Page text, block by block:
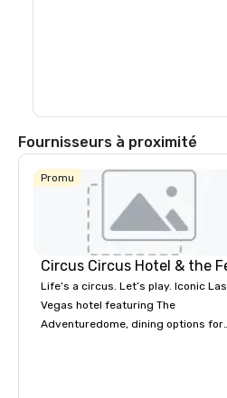
Fournisseurs à proximité
Promu
Life’s a circus. Let’s play. Iconic Las
Vegas hotel featuring The
Adventuredome, dining options for